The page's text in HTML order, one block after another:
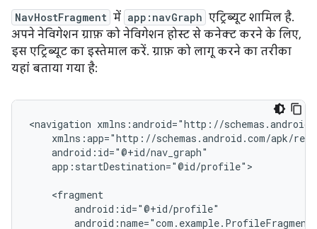
NavHostFragment में app:navGraph एट्रिब्यूट शामिल है.
अपने नेविगेशन ग्राफ़ को नेविगेशन होस्ट से कनेक्ट करने के लिए,
इस एट्रिब्यूट का इस्तेमाल करें. ग्राफ़ को लागू करने का तरीका
यहां बताया गया है:
<navigation
app:startDestination="@id/profile">